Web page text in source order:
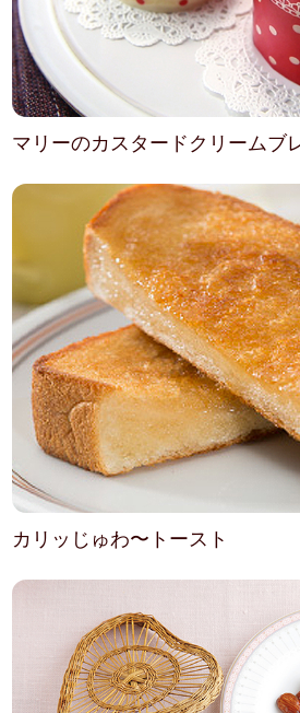
マリーのカスタードクリームブ
カリッじゅわ〜トースト